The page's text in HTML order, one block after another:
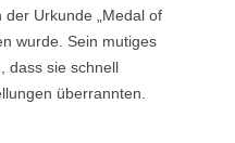
Urkunde „Medal of
wurde. Sein mutiges
dass sie schnell
überrannten.